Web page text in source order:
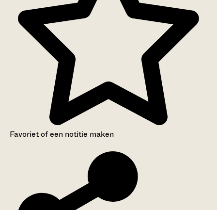
Inventaris
Favoriet of een notitie maken